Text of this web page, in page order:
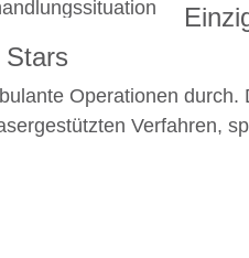
Stars
Operationen
Verfahren,